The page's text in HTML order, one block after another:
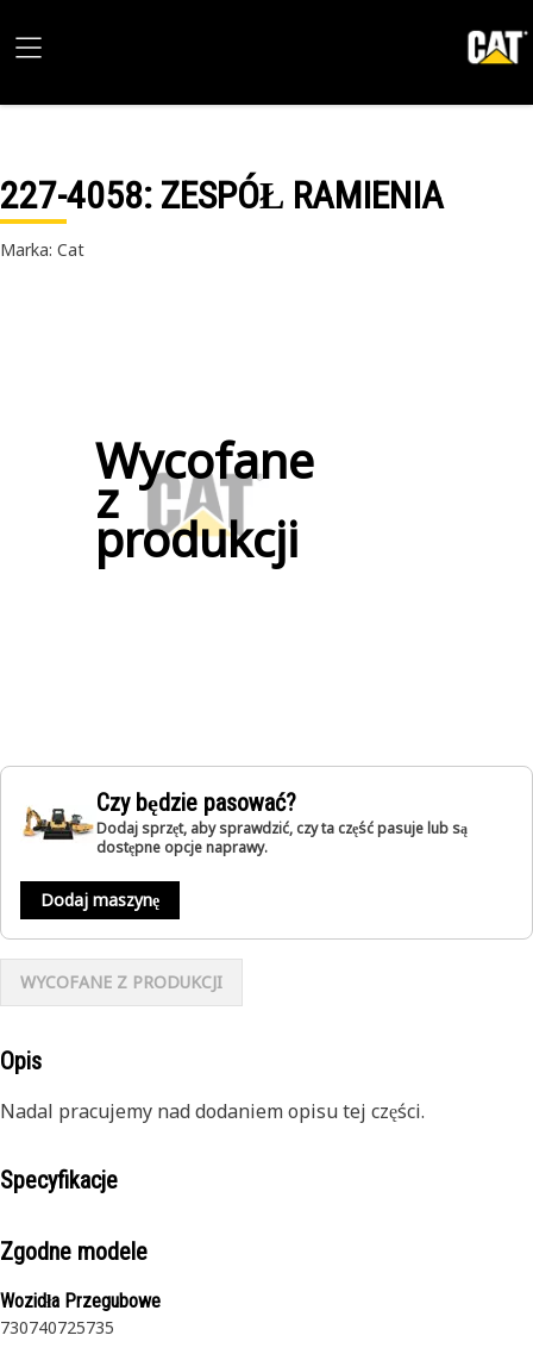
227-4058: ZESPÓŁ RAMIENIA
Marka: Cat
Wycofane
z
produkcji
Czy będzie pasować?
Dodaj sprzęt, aby sprawdzić, czy ta część pasuje lub są
dostępne opcje naprawy.
Dodaj maszynę
WYCOFANE Z PRODUKCJI
Opis
Nadal pracujemy nad dodaniem opisu tej części.
Specyfikacje
Zgodne modele
Wozidła Przegubowe
730740725735